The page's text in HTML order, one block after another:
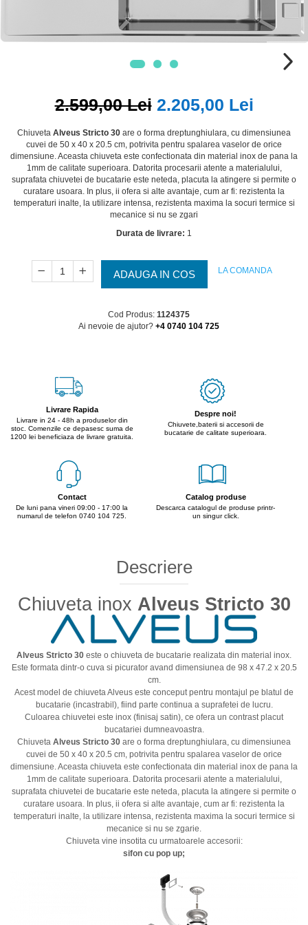
2.599,00 Lei 2.205,00 Lei
Chiuveta Alveus Stricto 30 are o forma dreptunghiulara, cu dimensiunea
cuvei de 50 x 40 x 20.5 cm, potrivita pentru spalarea vaselor de orice
dimensiune. Aceasta chiuveta este confectionata din material inox de pana la
1mm de calitate superioara. Datorita procesarii atente a materialului,
suprafata chiuvetei de bucatarie este neteda, placuta la atingere si permite o
curatare usoara. In plus, ii ofera si alte avantaje, cum ar fi: rezistenta la
temperaturi inalte, la utilizare intensa, rezistenta maxima la socuri termice si
mecanice si nu se zgari
Durata de livrare: 1
ADAUGA IN COS LA COMANDA
Cod Produs: 1124375
Ai nevoie de ajutor? +4 0740 104 725
Livrare Rapida
Livrare in 24 - 48h a produselor din
stoc. Comenzile ce depasesc suma de
1200 lei beneficiaza de livrare gratuita.
Despre noi!
Chiuvete,baterii si accesorii de
bucatarie de calitate superioara.
Contact
De luni pana vineri 09:00 - 17:00 la
numarul de telefon 0740 104 725.
Catalog produse
Descarca catalogul de produse printr-
un singur click.
Descriere
Chiuveta inox Alveus Stricto 30
Alveus Stricto 30 este o chiuveta de bucatarie realizata din material inox.
Este formata dintr-o cuva si picurator avand dimensiunea de 98 x 47.2 x 20.5
cm.
Acest model de chiuveta Alveus este conceput pentru montajul pe blatul de
bucatarie (incastrabil), fiind parte continua a suprafetei de lucru.
Culoarea chiuvetei este inox (finisaj satin), ce ofera un contrast placut
bucatariei dumneavoastra.
Chiuveta Alveus Stricto 30 are o forma dreptunghiulara, cu dimensiunea
cuvei de 50 x 40 x 20.5 cm, potrivita pentru spalarea vaselor de orice
dimensiune. Aceasta chiuveta este confectionata din material inox de pana la
1mm de calitate superioara. Datorita procesarii atente a materialului,
suprafata chiuvetei de bucatarie este neteda, placuta la atingere si permite o
curatare usoara. In plus, ii ofera si alte avantaje, cum ar fi: rezistenta la
temperaturi inalte, la utilizare intensa, rezistenta maxima la socuri termice si
mecanice si nu se zgarie.
Chiuveta vine insotita cu urmatoarele accesorii:
sifon cu pop up;